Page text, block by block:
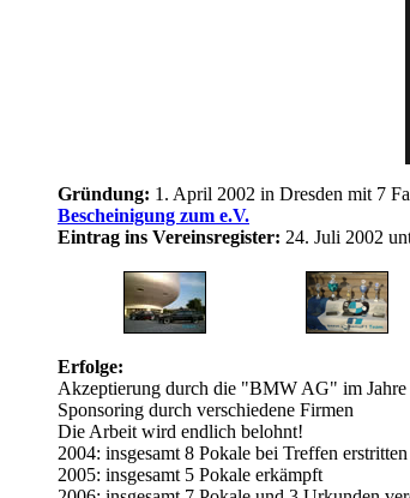
Gründung: 1. April 2002 in Dresden mit 7
Bescheinigung zum e.V.
Eintrag ins Vereinsregister: 24. Juli 2002
Erfolge:
Akzeptierung durch die "BMW AG" im Jahre
Sponsoring durch verschiedene Firmen
Die Arbeit wird endlich belohnt!
2004: insgesamt 8 Pokale bei Treffen erstritten
2005: insgesamt 5 Pokale erkämpft